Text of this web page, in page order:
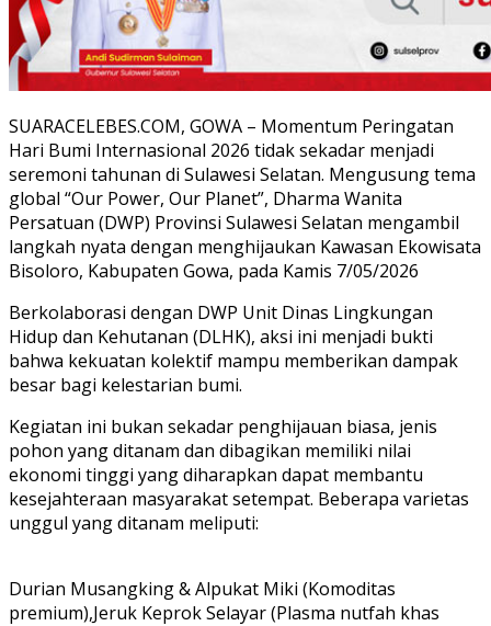
SUARACELEBES.COM, GOWA – Momentum Peringatan
Hari Bumi Internasional 2026 tidak sekadar menjadi
seremoni tahunan di Sulawesi Selatan. Mengusung tema
global “Our Power, Our Planet”, Dharma Wanita
Persatuan (DWP) Provinsi Sulawesi Selatan mengambil
langkah nyata dengan menghijaukan Kawasan Ekowisata
Bisoloro, Kabupaten Gowa, pada Kamis 7/05/2026
​Berkolaborasi dengan DWP Unit Dinas Lingkungan
Hidup dan Kehutanan (DLHK), aksi ini menjadi bukti
bahwa kekuatan kolektif mampu memberikan dampak
besar bagi kelestarian bumi.
Kegiatan ini ​bukan sekadar penghijauan biasa, jenis
pohon yang ditanam dan dibagikan memiliki nilai
ekonomi tinggi yang diharapkan dapat membantu
kesejahteraan masyarakat setempat. Beberapa varietas
unggul yang ditanam meliputi:
Durian Musangking & Alpukat Miki (Komoditas
premium),​Jeruk Keprok Selayar (Plasma nutfah khas